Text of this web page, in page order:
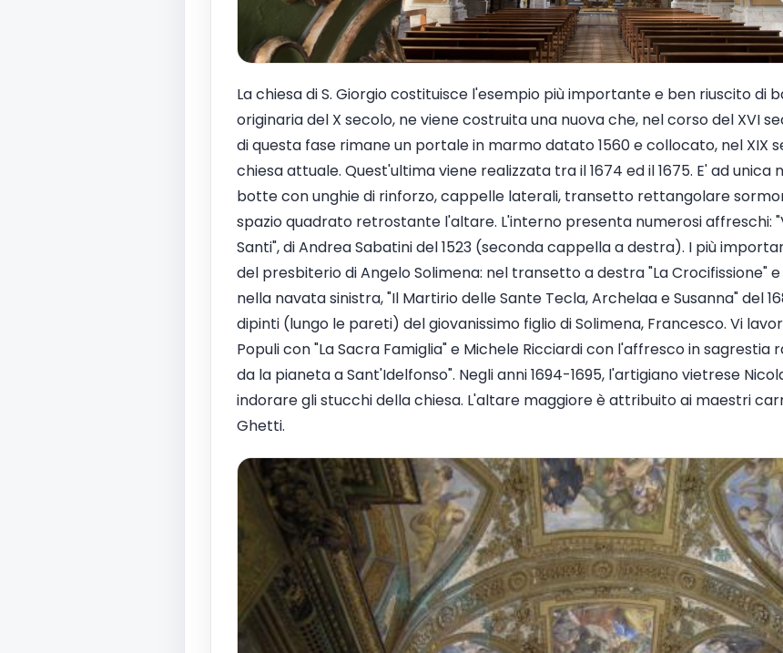
La chiesa di S. Giorgio costituisce l'esempio più importante e ben riuscito di
originaria del X secolo, ne viene costruita una nuova che, nel corso del XVI
di questa fase rimane un portale in marmo datato 1560 e collocato, nel XIX
chiesa attuale. Quest'ultima viene realizzata tra il 1674 ed il 1675. E' ad
botte con unghie di rinforzo, cappelle laterali, transetto rettangolare
spazio quadrato retrostante l'altare. L'interno presenta numerosi affreschi:
Santi", di Andrea Sabatini del 1523 (seconda cappella a destra). I più
del presbiterio di Angelo Solimena: nel transetto a destra "La Crocifissione"
nella navata sinistra, "Il Martirio delle Sante Tecla, Archelaa e Susanna" del
dipinti (lungo le pareti) del giovanissimo figlio di Solimena, Francesco. Vi
Populi con "La Sacra Famiglia" e Michele Ricciardi con l'affresco in
da la pianeta a Sant'Idelfonso". Negli anni 1694-1695, l'artigiano vietrese
indorare gli stucchi della chiesa. L'altare maggiore è attribuito ai maestri
Ghetti.